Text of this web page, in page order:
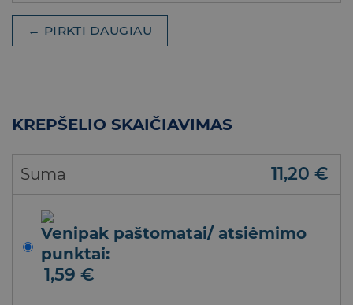
← PIRKTI DAUGIAU
KREPŠELIO SKAIČIAVIMAS
Suma 11,20 €
Venipak paštomatai/ atsiėmimo
punktai:
1,59 €